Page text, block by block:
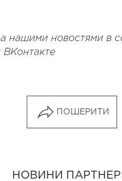
нашими новостями в
ВКонтакте
ПОШЕРИТИ
НОВИНИ